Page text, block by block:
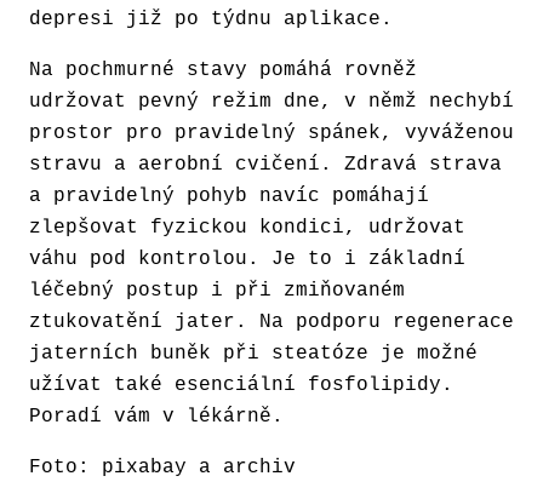
depresi již po týdnu aplikace.
Na pochmurné stavy pomáhá rovněž
udržovat pevný režim dne, v němž nechybí
prostor pro pravidelný spánek, vyváženou
stravu a aerobní cvičení. Zdravá strava
a pravidelný pohyb navíc pomáhají
zlepšovat fyzickou kondici, udržovat
váhu pod kontrolou. Je to i základní
léčebný postup i při zmiňovaném
ztukovatění jater. Na podporu regenerace
jaterních buněk při steatóze je možné
užívat také esenciální fosfolipidy.
Poradí vám v lékárně.
Foto: pixabay a archiv